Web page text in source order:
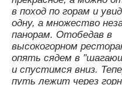
в поход по горам и
одну, а множество
панорам. Отобедав в
высокогорном
опять сядем в
и спустимся вниз.
путь лежит через